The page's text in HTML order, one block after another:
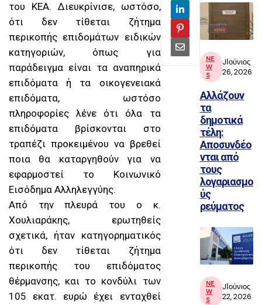
του ΚΕΑ. Διευκρίνισε, ωστόσο,
ότι δεν τίθεται ζήτημα
περικοπής επιδομάτων ειδικών
κατηγοριών, όπως για
παράδειγμα είναι τα αναπηρικά
επιδόματα ή τα οικογενειακά
επιδόματα, ωστόσο
πληροφορίες λένε ότι όλα τα
επιδόματα βρίσκονται στο
τραπέζι προκειμένου να βρεθεί
ποια θα καταργηθούν για να
εφαρμοστεί το Κοινωνικό
Εισόδημα Αλληλεγγύης.
Από την πλευρά του ο κ.
Χουλιαράκης, ερωτηθείς
σχετικά, ήταν κατηγορηματικός
ότι δεν τίθεται ζήτημα
περικοπής του επιδόματος
θέρμανσης, και το κονδύλι των
105 εκατ. ευρώ έχει ενταχθεί
NE
W
S
JΙούνιος
26, 2026
Aλλάζουν
τα
δημοτικά
τέλη:
Αποσυνδέο
νται από
τους
λογαριασμο
ύς
ρεύματος
NE
W
S
JΙούνιος
22, 2026